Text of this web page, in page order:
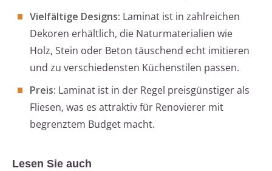
Vielfältige Designs: Laminat ist in zahlreichen
Dekoren erhältlich, die Naturmaterialien wie
Holz, Stein oder Beton täuschend echt imitieren
und zu verschiedensten Küchenstilen passen.
Preis: Laminat ist in der Regel preisgünstiger als
Fliesen, was es attraktiv für Renovierer mit
begrenztem Budget macht.
Lesen Sie auch